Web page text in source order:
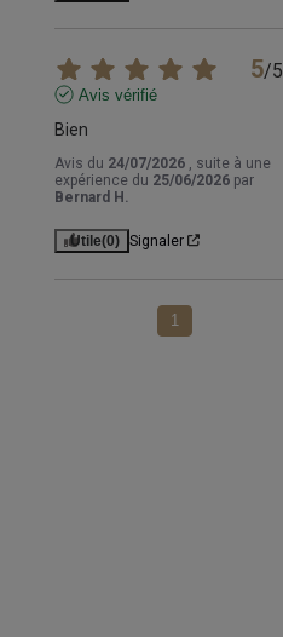
5/5
Avis vérifié
Bien
Avis du 24/07/2026
, suite à une
expérience du 25/06/2026 par
Bernard H.
Utile(0) Signaler
1